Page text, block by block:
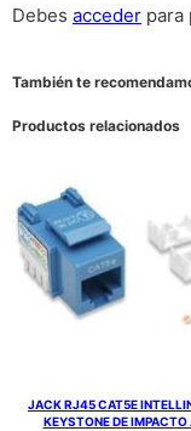
Debes acceder para
También te
Productos relacionados
JACK RJ45 CAT5E
KEYSTONE DE IMPACTO